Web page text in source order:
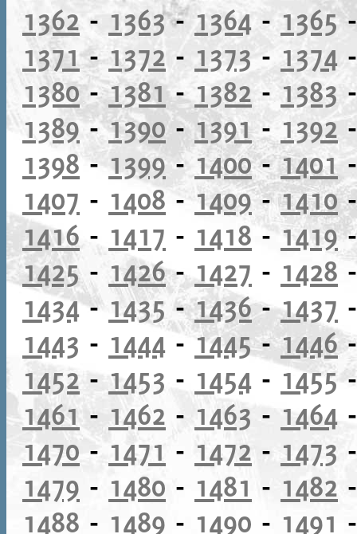
1362 - 1363-1364- 1365
1371-1372 - 1373- 1374
1380-1381-1382-1383
1389-1390-1391- 1392
1398-1399- 1400-1401
1407 - 1408-1409-1410
1416 - 1417 - 1418 - 1419
1425- 1426-1427 - 1428
1434- 1435 -1436-1437
1443 - 1444-1445-1446
1452- 1453 - 1454 - 1455
1461- 1462 - 1463 - 1464
1470- 1471 - 1472 - 1473
1479 - 1480 - 1481 - 1482
1488 - 1489 - 1490 - 1491